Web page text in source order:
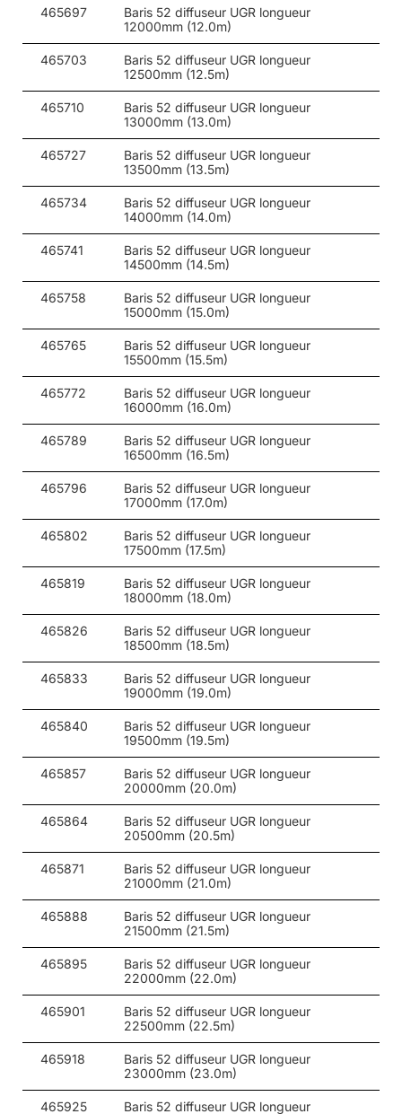
37
55 37
55 37 3000
55 37 3000
37
55 37 3000
55 37 3000
37
55 37 4000
55 37 4000
37
55 37
55 37
37
60 30 3000
60 30 3000
30
60 30 3000
60 30 3000
30
60 30
60 30
30
60 30 4000
60 30 4000
30
60 30 4000
60 30 4000
30
60 20
60 20
465697
Baris 52 diffuseur UGR longueur
12000mm (12.0m)
465703
Baris 52 diffuseur UGR longueur
12500mm (12.5m)
465710
Baris 52 diffuseur UGR longueur
13000mm (13.0m)
465727
Baris 52 diffuseur UGR longueur
13500mm (13.5m)
465734
Baris 52 diffuseur UGR longueur
14000mm (14.0m)
465741
Baris 52 diffuseur UGR longueur
14500mm (14.5m)
465758
Baris 52 diffuseur UGR longueur
15000mm (15.0m)
465765
Baris 52 diffuseur UGR longueur
15500mm (15.5m)
465772
Baris 52 diffuseur UGR longueur
16000mm (16.0m)
465789
Baris 52 diffuseur UGR longueur
16500mm (16.5m)
465796
Baris 52 diffuseur UGR longueur
17000mm (17.0m)
465802
Baris 52 diffuseur UGR longueur
17500mm (17.5m)
465819
Baris 52 diffuseur UGR longueur
18000mm (18.0m)
465826
Baris 52 diffuseur UGR longueur
18500mm (18.5m)
465833
Baris 52 diffuseur UGR longueur
19000mm (19.0m)
465840
Baris 52 diffuseur UGR longueur
19500mm (19.5m)
465857
Baris 52 diffuseur UGR longueur
20000mm (20.0m)
465864
Baris 52 diffuseur UGR longueur
20500mm (20.5m)
465871
Baris 52 diffuseur UGR longueur
21000mm (21.0m)
465888
Baris 52 diffuseur UGR longueur
21500mm (21.5m)
465895
Baris 52 diffuseur UGR longueur
22000mm (22.0m)
465901
Baris 52 diffuseur UGR longueur
22500mm (22.5m)
465918
Baris 52 diffuseur UGR longueur
23000mm (23.0m)
465925
Baris 52 diffuseur UGR longueur